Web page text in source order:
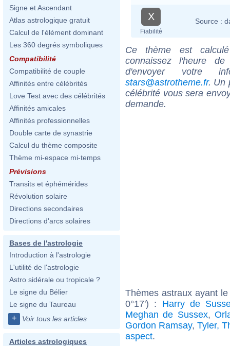
Signe et Ascendant
Atlas astrologique gratuit
Calcul de l'élément dominant
Les 360 degrés symboliques
Compatibilité
Compatibilité de couple
Affinités entre célébrités
Love Test avec des célébrités
Affinités amicales
Affinités professionnelles
Double carte de synastrie
Calcul du thème composite
Thème mi-espace mi-temps
Prévisions
Transits et éphémérides
Révolution solaire
Directions secondaires
Directions d'arcs solaires
Bases de l'astrologie
Introduction à l'astrologie
L'utilité de l'astrologie
Astro sidérale ou tropicale ?
Le signe du Bélier
Le signe du Taureau
+ Voir tous les articles
Articles astrologiques
X
Fiabilité
Source :
Ce thème est
connaissez l'heure
d'envoyer votre
stars@astrotheme.fr. Un
célébrité vous sera
demande.
Thèmes astraux ayant
0°17') : Harry de
Meghan de Sussex,
Gordon Ramsay, Tyler,
aspect.